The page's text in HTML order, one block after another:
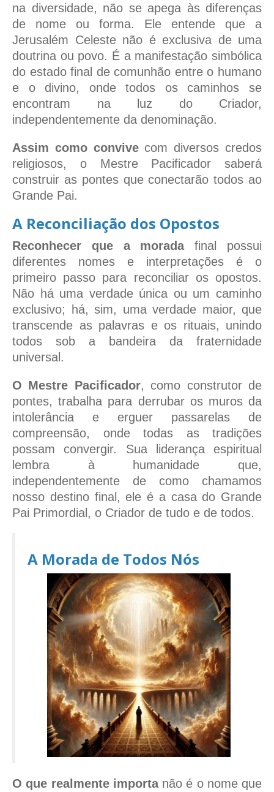
na diversidade, não se apega às diferenças
de nome ou forma. Ele entende que a
Jerusalém Celeste não é exclusiva de uma
doutrina ou povo. É a manifestação simbólica
do estado final de comunhão entre o humano
e o divino, onde todos os caminhos se
encontram na luz do Criador,
independentemente da denominação.
Assim como convivecom diversos credos
religiosos, o Mestre Pacificador saberá
construir as pontes que conectarão todos ao
Grande Pai.
A Reconciliação dos Opostos
Reconhecer que a moradafinal possui
diferentes nomes e interpretações é o
primeiro passo para reconciliar os opostos.
Não há uma verdade única ou um caminho
exclusivo; há, sim, uma verdade maior, que
transcende as palavras e os rituais, unindo
todos sob a bandeira da fraternidade
universal.
O Mestre Pacificador, como construtor de
pontes, trabalha para derrubar os muros da
intolerância e erguer passarelas de
compreensão, onde todas as tradições
possam convergir. Sua liderança espiritual
lembra à humanidade que,
independentemente de como chamamos
nosso destino final, ele é a casa do Grande
Pai Primordial, o Criador de tudo e de todos.
A Morada de Todos Nós
O que realmente importanão é o nome que